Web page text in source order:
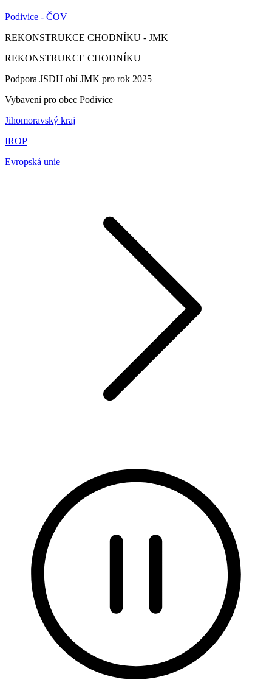
Podivice - ČOV
REKONSTRUKCE CHODNÍKU - JMK
REKONSTRUKCE CHODNÍKU
Podpora JSDH obí JMK pro rok 2025
Vybavení pro obec Podivice
Jihomoravský kraj
IROP
Evropská unie